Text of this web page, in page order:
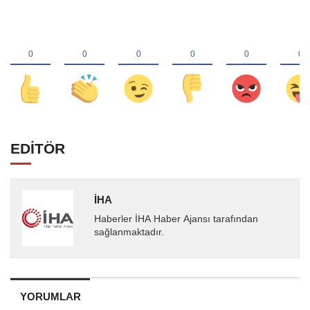
EDİTÖR
İHA
Haberler İHA Haber Ajansı tarafından
sağlanmaktadır.
YORUMLAR